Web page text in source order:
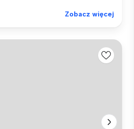
Zobacz więcej